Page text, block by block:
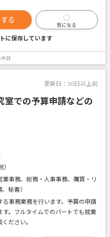
る
気になる
に保存しています
目
更新日： 30日以上前
室での予算申請などの
事務、総務・人事事務、購買・リ
秘書）
る事務業務を行います。予算の申請
す。フルタイムでのパートでも就業
ださい。